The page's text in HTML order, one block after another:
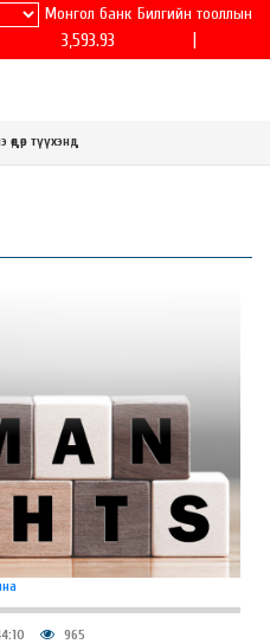
Монгол банк
3,593.93
Билгийн тооллын
өдөр түүхэнд
965